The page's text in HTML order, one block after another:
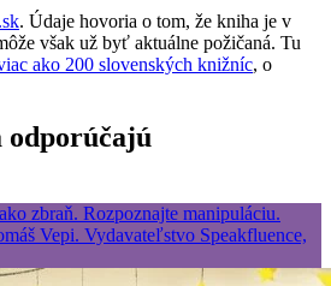
. Údaje hovoria o tom, že kniha je v
však už byť aktuálne požičaná. Tu
ako 200 slovenských knižníc, o
odporúčajú